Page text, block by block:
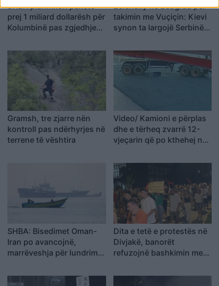
SHBA planifikon paketë
prej 1 miliard dollarësh për
Kolumbinë pas zgjedhjes
Esprielës
Zelensky në Beograd për
takimin me Vuçiçin: Kievi
synon ta largojë Serbinë
Gramsh, tre zjarre nën
kontroll pas ndërhyrjes në
terrene të vështira
Video/ Kamioni e përplas
dhe e tërheq zvarrë 12-
vjeçarin që po kthehej nga
mrekullisht
SHBA: Bisedimet Oman-
Iran po avancojnë,
marrëveshja për lundrimin
shpejti
Dita e tetë e protestës në
Divjakë, banorët
refuzojnë bashkimin me